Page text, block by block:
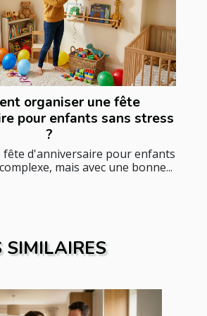
organiser une fête
pour enfants sans stress
?
fête d'anniversaire pour enfants
mais avec une bonne...
SIMILAIRES